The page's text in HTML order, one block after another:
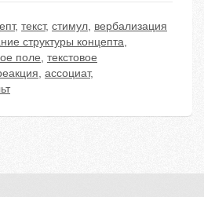
, текст, стимул, вербализация
структуры концепта,
поле, текстовое
, ассоциат,